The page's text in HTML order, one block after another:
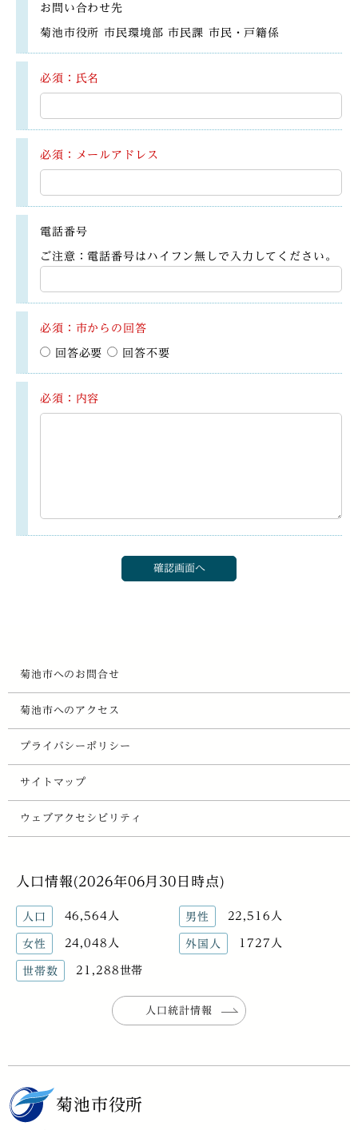
お問い合わせ先
菊池市役所 市民環境部 市民課 市民・戸籍係
必須：氏名
必須：メールアドレス
電話番号
ご注意：電話番号はハイフン無しで入力してください。
必須：市からの回答
回答必要 回答不要
必須：内容
菊池市へのお問合せ
菊池市へのアクセス
プライバシーポリシー
サイトマップ
ウェブアクセシビリティ
人口情報(2026年06月30日時点)
人口 46,564人 男性 22,516人
女性 24,048人 外国人 1727人
世帯数 21,288世帯
人口統計情報
菊池市役所